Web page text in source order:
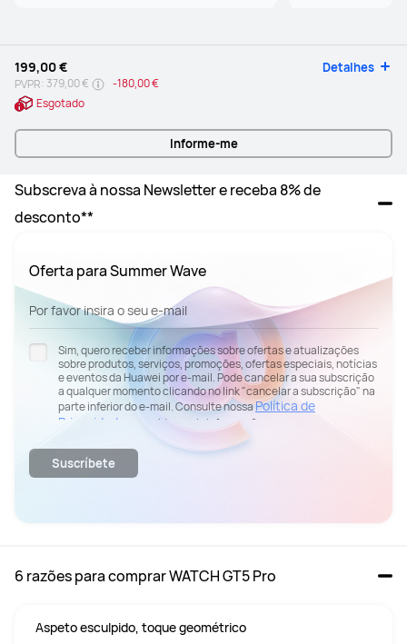
199,00 € Detalhes
PVPR: 379,00 € -180,00 €
Esgotado
Informe-me
Subscreva à nossa Newsletter e receba 8% de
desconto**
Oferta para Summer Wave
Por favor insira o seu e-mail
Sim, quero receber informações sobre ofertas e atualizações
sobre produtos, serviços, promoções, ofertas especiais, notícias
e eventos da Huawei por e-mail. Pode cancelar a sua subscrição
a qualquer momento clicando no link "cancelar a subscrição" na
parte inferior do e-mail. Consulte nossaPolítica de
Privacidade
para obter mais informações.
Suscríbete
6 razões para comprar WATCH GT5 Pro